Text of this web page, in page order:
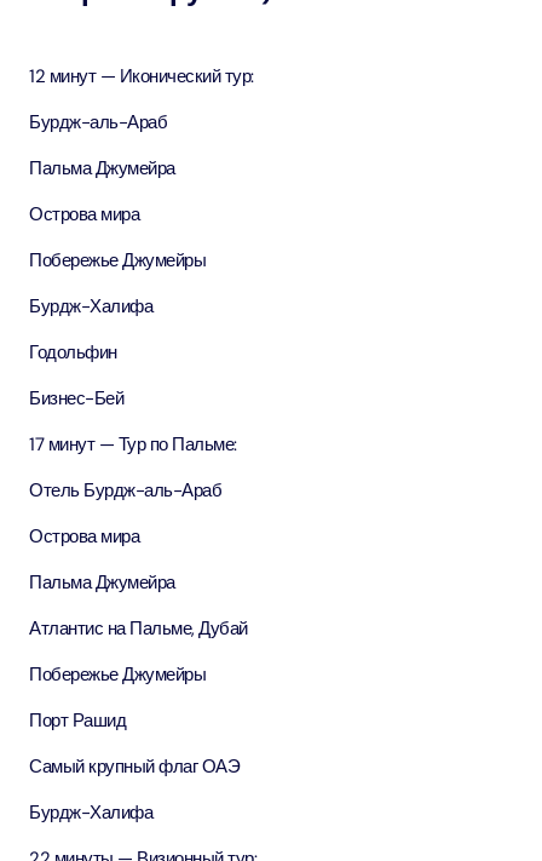
12 минут — Иконический тур:
Бурдж-аль-Араб
Пальма Джумейра
Острова мира
Побережье Джумейры
Бурдж-Халифа
Годольфин
Бизнес-Бей
17 минут — Тур по Пальме:
Отель Бурдж-аль-Араб
Острова мира
Пальма Джумейра
Атлантис на Пальме, Дубай
Побережье Джумейры
Порт Рашид
Самый крупный флаг ОАЭ
Бурдж-Халифа